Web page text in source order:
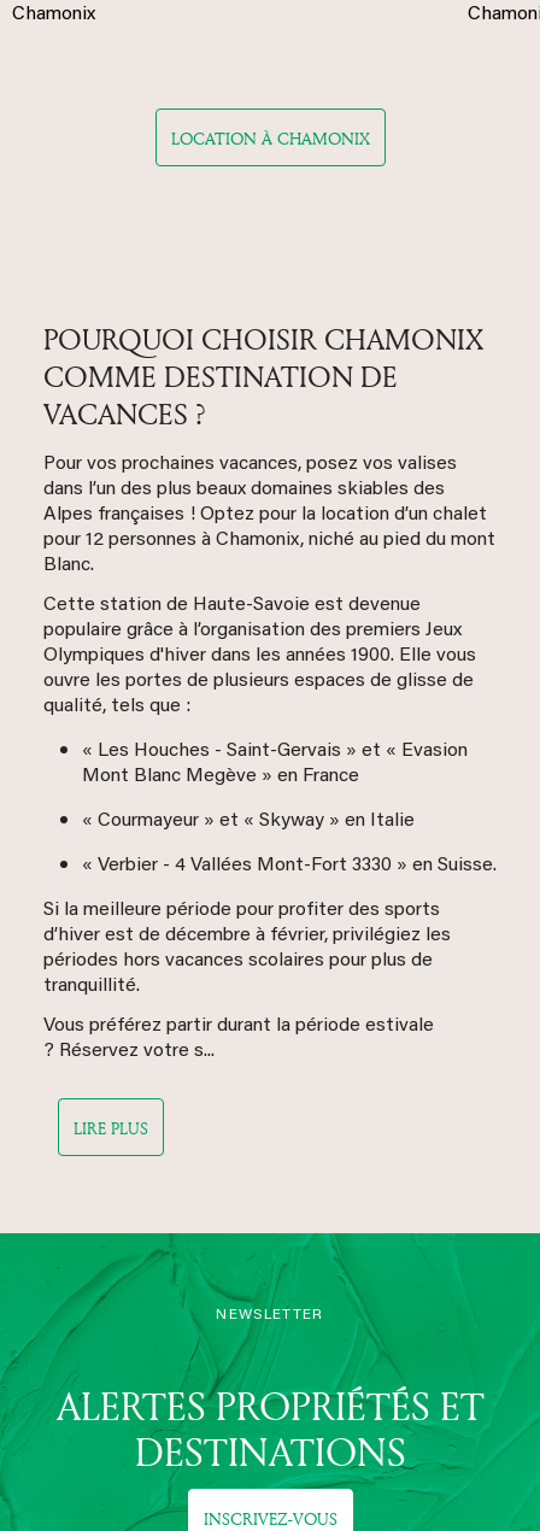
Chamonix
LOCATION À CHAMONIX
POURQUOI CHOISIR CHAMONIX
COMME DESTINATION DE
VACANCES ?
Pour vos prochaines vacances, posez vos valises
dans l’un des plus beaux domaines skiables des
Alpes françaises ! Optez pour la location d’un chalet
pour 12 personnes à Chamonix, niché au pied du mont
Blanc.
Cette station de Haute-Savoie est devenue
populaire grâce à l’organisation des premiers Jeux
Olympiques d'hiver dans les années 1900. Elle vous
ouvre les portes de plusieurs espaces de glisse de
qualité, tels que :
« Les Houches - Saint-Gervais » et « Evasion
Mont Blanc Megève » en France
« Courmayeur » et « Skyway » en Italie
« Verbier - 4 Vallées Mont-Fort 3330 » en Suisse.
Si la meilleure période pour profiter des sports
d’hiver est de décembre à février, privilégiez les
périodes hors vacances scolaires pour plus de
tranquillité.
Vous préférez partir durant la période estivale
? Réservez votre s...
LIRE PLUS
NEWSLETTER
ALERTES PROPRIÉTÉS ET
DESTINATIONS
INSCRIVEZ-VOUS